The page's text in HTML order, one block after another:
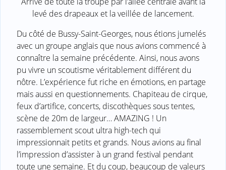
levé des drapeaux et la veillée de lancement.
Du côté de Bussy-Saint-Georges, nous étions jumelés
avec un groupe anglais que nous avions commencé à
connaître la semaine précédente. Ainsi, nous avons
pu vivre un scoutisme véritablement différent du
nôtre. L’expérience fut riche en émotions, en partage
mais aussi en questionnements. Chapiteau de cirque,
feux d’artifice, concerts, discothèques sous tentes,
scène de 20m de largeur… AMAZING ! Un
rassemblement scout ultra high-tech qui
impressionnait petits et grands. Nous avions au final
l’impression d’assister à un grand festival pendant
toute une semaine. Et du coup, beaucoup de valeurs